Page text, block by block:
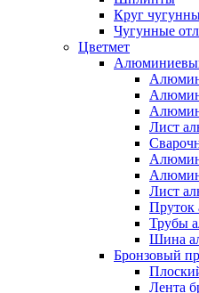
Круг
Чугунные
Цветмет
Лист
Лист
Трубы
Шина
Бронзовый
Лента